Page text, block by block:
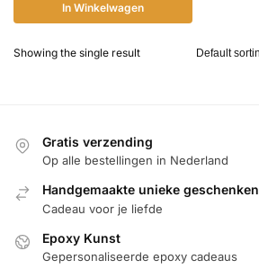
In Winkelwagen
Showing the single result
Gratis verzending
Op alle bestellingen in Nederland
Handgemaakte unieke geschenken
Cadeau voor je liefde
Epoxy Kunst
Gepersonaliseerde epoxy cadeaus